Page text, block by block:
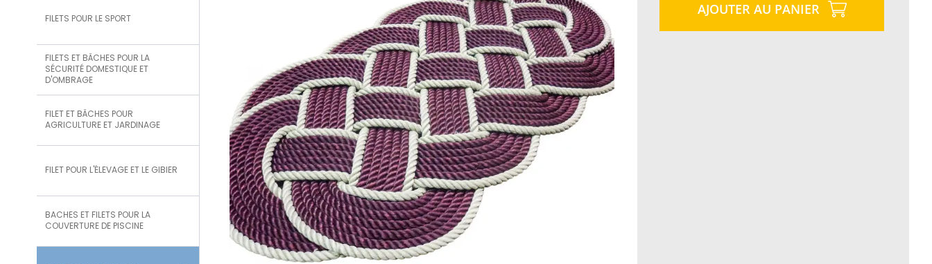
FILETS POUR LE SPORT
FILETS ET BÂCHES POUR LA
SÉCURITÉ DOMESTIQUE ET
D'OMBRAGE
FILET ET BÂCHES POUR
AGRICULTURE ET JARDINAGE
FILET POUR L'ÉLEVAGE ET LE GIBIER
BACHES ET FILETS POUR LA
COUVERTURE DE PISCINE
AJOUTER AU PANIER